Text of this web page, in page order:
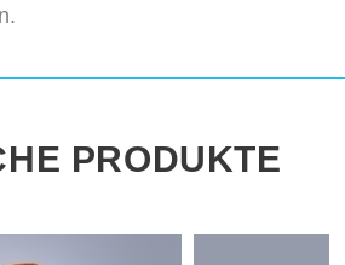
PRODUKTE